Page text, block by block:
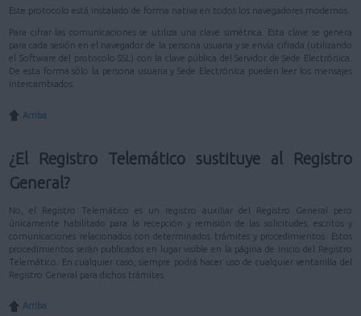
Este protocolo está instalado de forma nativa en todos los navegadores modernos.
Para cifrar las comunicaciones se utiliza una clave simétrica. Esta clave se genera
para cada sesión en el navegador de la persona usuaria y se envía cifrada (utilizando
el Software del protocolo SSL) con la clave pública del Servidor de Sede Electrónica.
De esta forma sólo la persona usuaria y Sede Electrónica pueden leer los mensajes
intercambiados.
Arriba
¿El Registro Telemático sustituye al Registro
General?
No, el Registro Telemático es un registro auxiliar del Registro General pero
únicamente habilitado para la recepción y remisión de las solicitudes, escritos y
comunicaciones relacionados con determinados trámites y procedimientos. Estos
procedimientos serán publicados en lugar visible en la página de inicio del Registro
Telemático. En cualquier caso, siempre podrá hacer uso de cualquier ventanilla del
Registro General para dichos trámites.
Arriba